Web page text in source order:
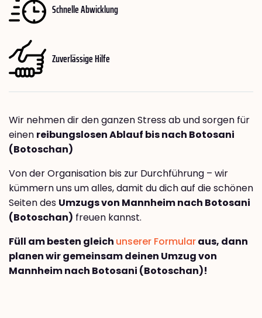
Schnelle Abwicklung
Zuverlässige Hilfe
Wir nehmen dir den ganzen Stress ab und sorgen für
einen reibungslosen Ablauf bis nach Botosani
(Botoschan)
Von der Organisation bis zur Durchführung – wir
kümmern uns um alles, damit du dich auf die schönen
Seiten des Umzugs von Mannheim nach Botosani
(Botoschan) freuen kannst.
Füll am besten gleich unserer Formularaus, dann
planen wir gemeinsam deinen Umzug von
Mannheim nach Botosani (Botoschan)!